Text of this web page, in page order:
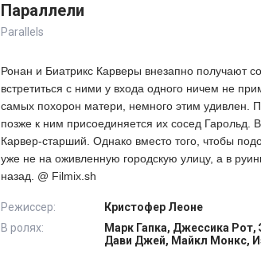
Параллели
Parallels
Ронан и Биатрикс Карверы внезапно получают
встретиться с ними у входа одного ничем не
самых похорон матери, немного этим удивлен.
позже к ним присоединяется их сосед Гарольд.
Карвер-старший. Однако вместо того, чтобы
уже не на оживленную городскую улицу, а в
назад. @ Filmix.sh
Режиссер:
Кристофер Леоне
В ролях:
Марк Гапка, Джессика Рот,
Дави Джей, Майкл Монкс,